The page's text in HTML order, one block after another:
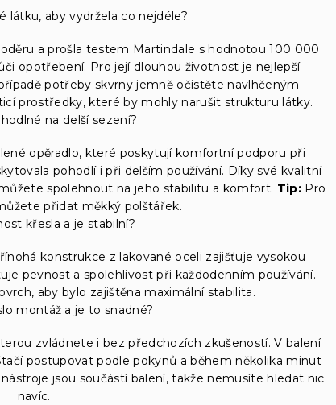
látku, aby vydržela co nejdéle?
a prošla testem Martindale s hodnotou 100 000
opotřebení. Pro její dlouhou životnost je nejlepší
potřeby skvrny jemně očistěte navlhčeným
prostředky, které by mohly narušit strukturu látky.
na delší sezení?
opěradlo, které poskytují komfortní podporu při
pohodlí i při delším používání. Díky své kvalitní
spolehnout na jeho stabilitu a komfort. Tip: Pro
přidat měkký polštářek.
křesla a je stabilní?
konstrukce z lakované oceli zajišťuje vysokou
pevnost a spolehlivost při každodenním používání.
aby bylo zajištěna maximální stabilita.
montáž a je to snadné?
zvládnete i bez předchozích zkušeností. V balení
postupovat podle pokynů a během několika minut
jsou součástí balení, takže nemusíte hledat nic
navíc.